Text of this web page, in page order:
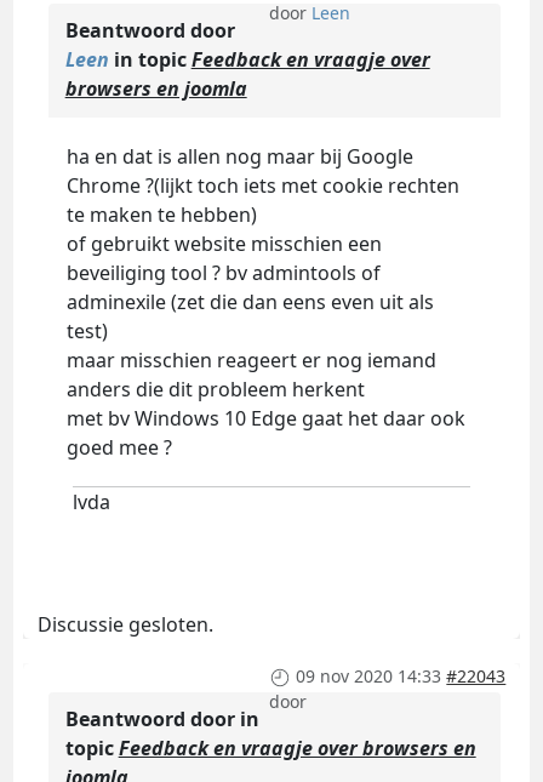
door Leen
Beantwoord door
Leen in topicFeedback en vraagje over
browsers en joomla
ha en dat is allen nog maar bij Google
Chrome ?(lijkt toch iets met cookie rechten
te maken te hebben)
of gebruikt website misschien een
beveiliging tool ? bv admintools of
adminexile (zet die dan eens even uit als
test)
maar misschien reageert er nog iemand
anders die dit probleem herkent
met bv Windows 10 Edge gaat het daar ook
goed mee ?
lvda
Discussie gesloten.
09 nov 2020 14:33 #22043
door
Beantwoord door in
topicFeedback en vraagje over browsers en